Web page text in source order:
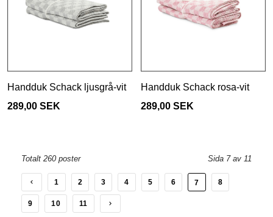
Handduk Schack ljusgrå-vit
289,00 SEK
Handduk Schack rosa-vit
289,00 SEK
Totalt 260 poster Sida 7 av 11
1 2 3 4 5 6 7 8
9 10 11